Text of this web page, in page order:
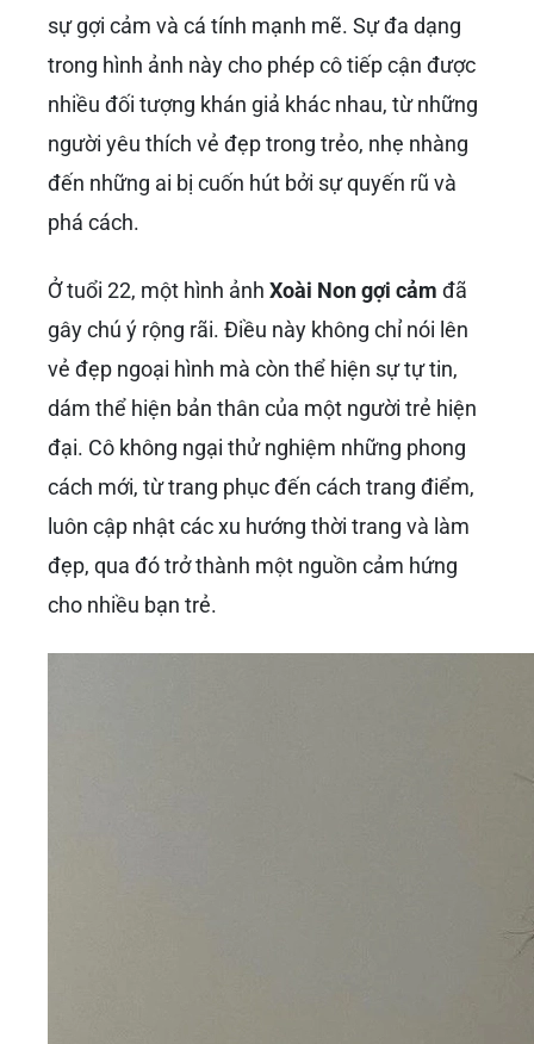
sự gợi cảm và cá tính mạnh mẽ. Sự đa dạng
trong hình ảnh này cho phép cô tiếp cận được
nhiều đối tượng khán giả khác nhau, từ những
người yêu thích vẻ đẹp trong trẻo, nhẹ nhàng
đến những ai bị cuốn hút bởi sự quyến rũ và
phá cách.
Ở tuổi 22, một hình ảnh Xoài Non gợi cảm đã
gây chú ý rộng rãi. Điều này không chỉ nói lên
vẻ đẹp ngoại hình mà còn thể hiện sự tự tin,
dám thể hiện bản thân của một người trẻ hiện
đại. Cô không ngại thử nghiệm những phong
cách mới, từ trang phục đến cách trang điểm,
luôn cập nhật các xu hướng thời trang và làm
đẹp, qua đó trở thành một nguồn cảm hứng
cho nhiều bạn trẻ.